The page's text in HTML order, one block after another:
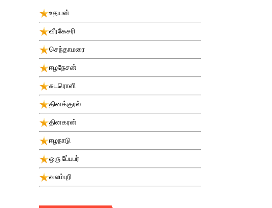
உதயன்
வீரகேசரி
செந்தாமரை
ஈழநேசன்
சுடரொளி
தினக்குரல்
தினகரன்
ஈழநாடு
ஒரு பே்பபர்
வலம்புரி